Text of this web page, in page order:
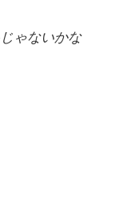
ゃないかな